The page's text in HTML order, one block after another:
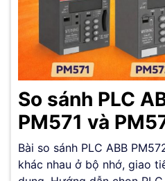
So sánh PLC
PM571 và
Bài so sánh PLC ABB
khác nhau ở bộ nhớ, giao